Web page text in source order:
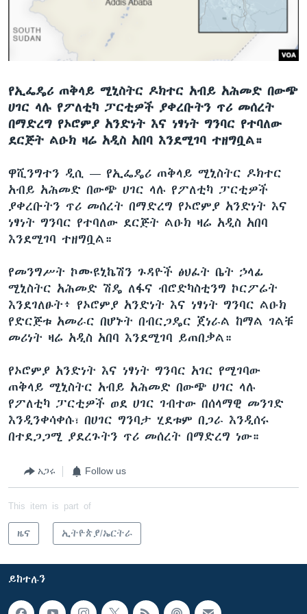
ቋንቋዎች
የኢፌዴሪ ጠቅላይ ሚኒስትር ዶክተር አብይ አሕመድ በውጭ
ሀገር ላሉ የፖለቲካ ፓርቲዎች ያቀረቡትን ጥሪ መሰረት
በማድረግ የኦሮምያ አንድነት እና ነፃነት ግንባር የተባለው
ደርጅት ልዑክ ዛሬ አዲስ አበባ እንደሚገባ ተዘግቧል።
ዋሺንግተን ዲሲ — የኢፌዴሪ ጠቅላይ ሚኒስትር ዶክተር
አብይ አሕመድ በውጭ ሀገር ላሉ የፖለቲካ ፓርቲዎች
ያቀረቡትን ጥሪ መሰረት በማድረግ የኦሮምያ አንድነት እና
ነፃነት ግንባር የተባለው ደርጅት ልዑክ ዛሬ አዲስ አበባ
እንደሚገባ ተዘግቧል።
የመንግሥት ኮሙዩኒኬሽን ጉዳዮች ፅህፈት ቤት ኃላፊ
ሚኒስትር አሕመድ ሽዴ ለፋና ብሮድካስቲንግ ኮርፖሬት
እንደገለፁት፥ የኦሮምያ አንድነት እና ነፃነት ግንባር ልዑክ
የድርጅቱ አመራር በሆኑት በብርጋዴር ጀነራል ከማል ገልቹ
መሪነት ዛሬ አዲስ አበባ እንደሚገባ ይጠበቃል።
የኦሮምያ አንድነት እና ነፃነት ግንባር አገር የሚገባው
ጠቅላይ ሚኒስትር አብይ አሕመድ በውጭ ሀገር ላሉ
የፖለቲካ ፓርቲዎች ወደ ሀገር ገብተው በሰላማዊ መንገድ
እንዲንቀሳቀሱ፣ በሀገር ግንባታ ሂደቱም በጋራ እንዲሰሩ
በተደጋጋሚ ያደረጉትን ጥሪ መሰረት በማድረግ ነው።
አጋሩ Follow us
This item is part of
ዜና ኢትዮጵያ/ኤርትራ
ይከተሉን